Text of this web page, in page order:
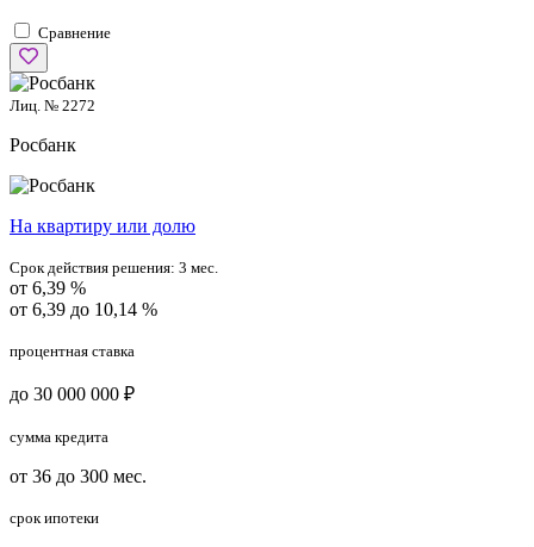
Сравнение
Лиц. № 2272
Росбанк
На квартиру или долю
Срок действия решения: 3 мес.
от 6,39 %
от 6,39 до 10,14 %
процентная ставка
до 30 000 000 ₽
сумма кредита
от 36 до 300 мес.
срок ипотеки